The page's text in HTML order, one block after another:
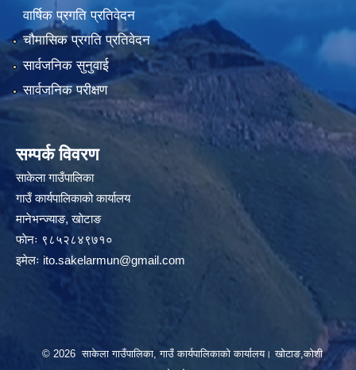
वार्षिक प्रगति प्रतिवेदन
चौमासिक प्रगति प्रतिवेदन
सार्वजनिक सुनुवाई
सार्वजनिक परीक्षण
सम्पर्क विवरण
साकेला गाउँपालिका
गाउँ कार्यपालिकाको कार्यालय
मानेभन्ज्याङ, खाेटाङ
फाेनः ९८५२८४९७१०
इमेलः ito.sakelarmun@gmail.com
© 2026 साकेला गाउँपालिका, गाउँ कार्यपालिकाको कार्यालय। खोटाङ,कोशी